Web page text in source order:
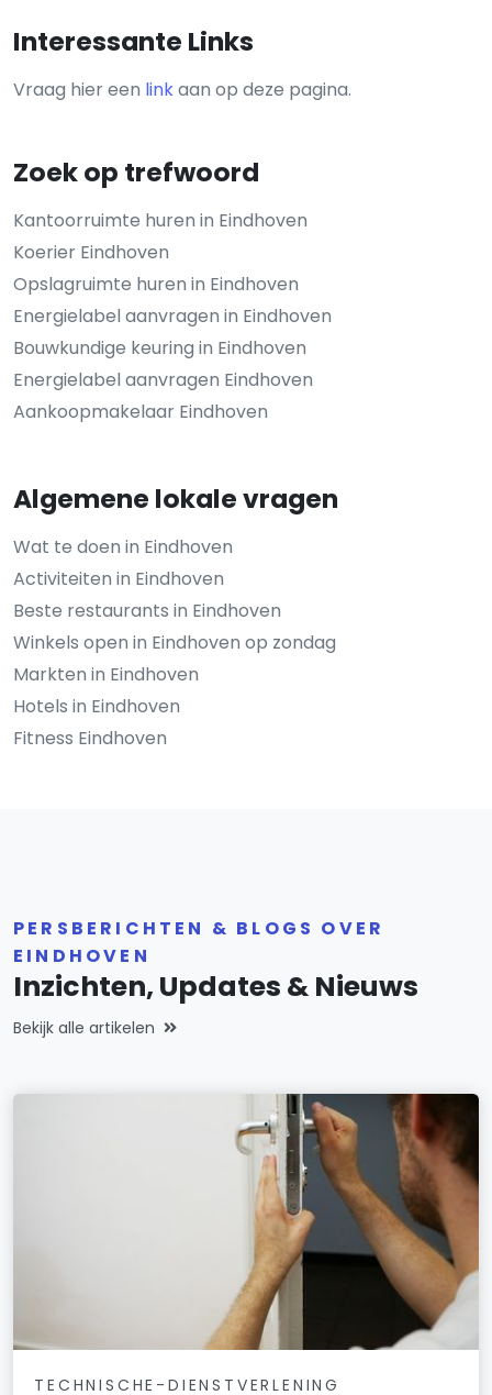
Interessante Links
Vraag hier een linkaan op deze pagina.
Zoek op trefwoord
Kantoorruimte huren in Eindhoven
Koerier Eindhoven
Opslagruimte huren in Eindhoven
Energielabel aanvragen in Eindhoven
Bouwkundige keuring in Eindhoven
Energielabel aanvragen Eindhoven
Aankoopmakelaar Eindhoven
Algemene lokale vragen
Wat te doen in Eindhoven
Activiteiten in Eindhoven
Beste restaurants in Eindhoven
Winkels open in Eindhoven op zondag
Markten in Eindhoven
Hotels in Eindhoven
Fitness Eindhoven
PERSBERICHTEN & BLOGS OVER
EINDHOVEN
Inzichten, Updates & Nieuws
Bekijk alle artikelen
TECHNISCHE-DIENSTVERLENING